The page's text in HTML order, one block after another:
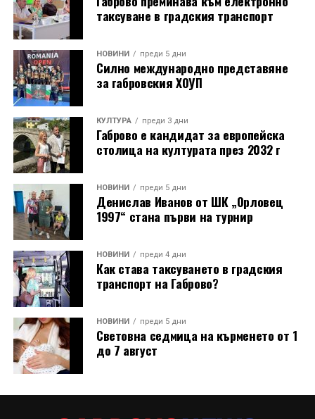
таксуване в градския транспорт
НОВИНИ преди 5 дни
Силно международно представяне
за габровския ХОУП
КУЛТУРА преди 3 дни
Габрово е кандидат за европейска
столица на културата през 2032 г
НОВИНИ преди 5 дни
Денислав Иванов от ШК „Орловец
1997“ стана първи на турнир
НОВИНИ преди 4 дни
Как става таксуването в градския
транспорт на Габрово?
НОВИНИ преди 5 дни
Световна седмица на кърменето от 1
до 7 август